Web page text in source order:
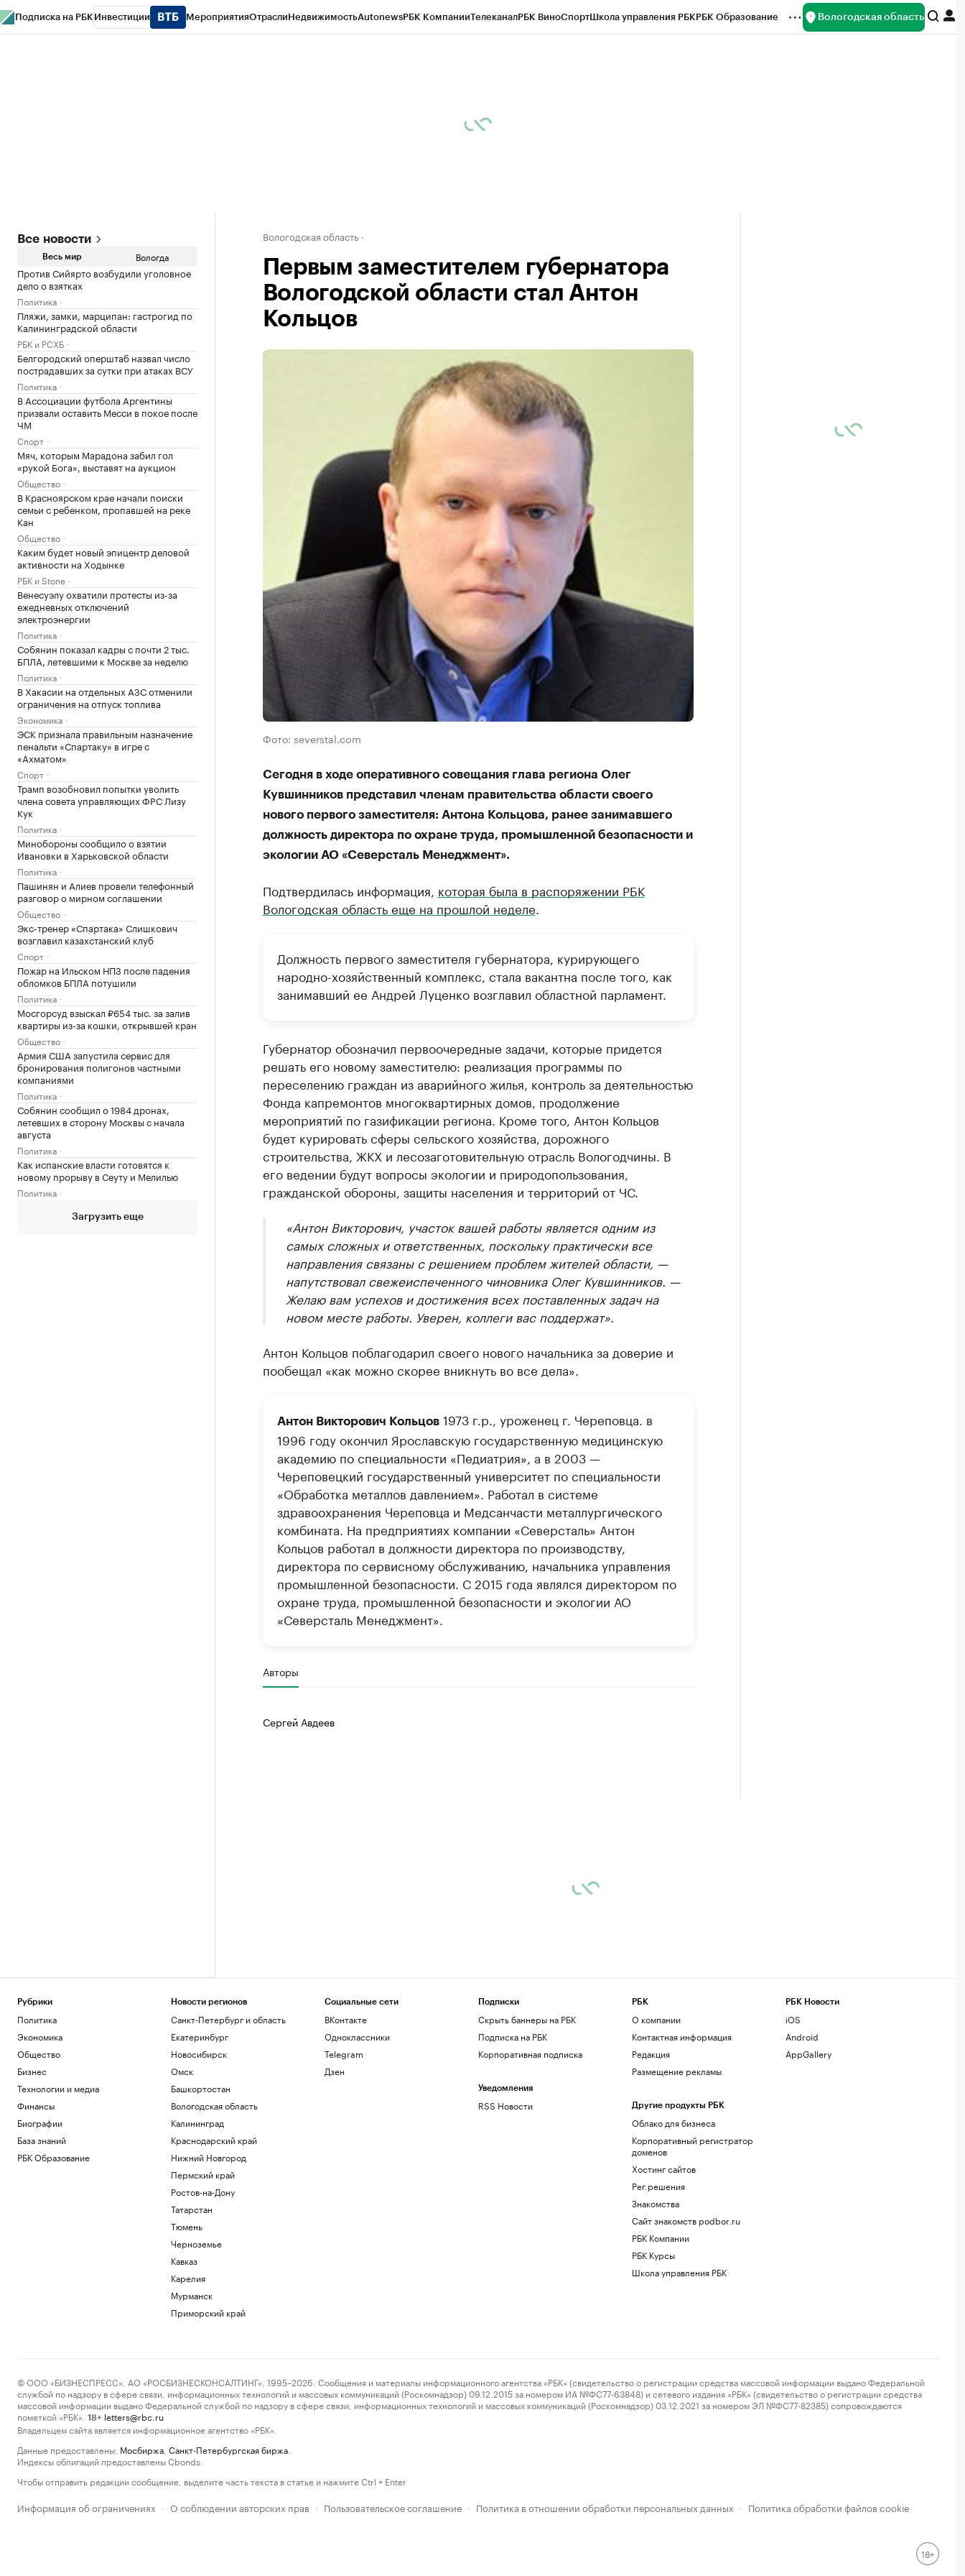
Подписка на РБК Инвестиции МероприятияОтраслиНедвижимостьAutonewsРБК КомпанииТелеканалРБК ВиноСпортШкола управления РБКРБК Образование Вологодская область
Все новости
Весь мир Вологда
Против Сийярто возбудили уголовное
дело о взятках
Политика
Пляжи, замки, марципан: гастрогид по
Калининградской области
РБК и РСХБ
Белгородский оперштаб назвал число
пострадавших за сутки при атаках ВСУ
Политика
В Ассоциации футбола Аргентины
призвали оставить Месси в покое после
ЧМ
Спорт
Мяч, которым Марадона забил гол
«рукой Бога», выставят на аукцион
Общество
В Красноярском крае начали поиски
семьи с ребенком, пропавшей на реке
Кан
Общество
Каким будет новый эпицентр деловой
активности на Ходынке
РБК и Stone
Венесуэлу охватили протесты из-за
ежедневных отключений
электроэнергии
Политика
Собянин показал кадры с почти 2 тыс.
БПЛА, летевшими к Москве за неделю
Политика
В Хакасии на отдельных АЗС отменили
ограничения на отпуск топлива
Экономика
ЭСК признала правильным назначение
пенальти «Спартаку» в игре с
«Ахматом»
Спорт
Трамп возобновил попытки уволить
члена совета управляющих ФРС Лизу
Кук
Политика
Минобороны сообщило о взятии
Ивановки в Харьковской области
Политика
Пашинян и Алиев провели телефонный
разговор о мирном соглашении
Общество
Экс-тренер «Спартака» Слишкович
возглавил казахстанский клуб
Спорт
Пожар на Ильском НПЗ после падения
обломков БПЛА потушили
Политика
Мосгорсуд взыскал ₽654 тыс. за залив
квартиры из-за кошки, открывшей кран
Общество
Армия США запустила сервис для
бронирования полигонов частными
компаниями
Политика
Собянин сообщил о 1984 дронах,
летевших в сторону Москвы с начала
августа
Политика
Как испанские власти готовятся к
новому прорыву в Сеуту и Мелилью
Политика
Загрузить еще
Вологодская область
Первым заместителем губернатора
Вологодской области стал Антон
Кольцов
Фото: severstal.com
Сегодня в ходе оперативного совещания глава региона Олег
Кувшинников представил членам правительства области своего
нового первого заместителя: Антона Кольцова, ранее занимавшего
должность директора по охране труда, промышленной безопасности и
экологии АО «Северсталь Менеджмент».
Подтвердилась информация, которая была в распоряжении РБК
Вологодская область еще на прошлой неделе
Должность первого заместителя губернатора, курирующего
народно-хозяйственный комплекс, стала вакантна после того, как
занимавший ее Андрей Луценко возглавил областной парламент.
Губернатор обозначил первоочередные задачи, которые придется
решать его новому заместителю: реализация программы по
переселению граждан из аварийного жилья, контроль за деятельностью
Фонда капремонтов многоквартирных домов, продолжение
мероприятий по газификации региона. Кроме того, Антон Кольцов
будет курировать сферы сельского хозяйства, дорожного
строительства, ЖКХ и лесозаготовительную отрасль Вологодчины. В
его ведении будут вопросы экологии и природопользования,
гражданской обороны, защиты населения и территорий от ЧС.
«Антон Викторович, участок вашей работы является одним из
самых сложных и ответственных, поскольку практически все
направления связаны с решением проблем жителей области, —
напутствовал свежеиспеченного чиновника Олег Кувшинников. —
Желаю вам успехов и достижения всех поставленных задач на
новом месте работы. Уверен, коллеги вас поддержат».
Антон Кольцов поблагодарил своего нового начальника за доверие и
пообещал «как можно скорее вникнуть во все дела».
Антон Викторович Кольцов1973 г.р., уроженец г. Череповца. в
1996 году окончил Ярославскую государственную медицинскую
академию по специальности «Педиатрия», а в 2003 —
Череповецкий государственный университет по специальности
«Обработка металлов давлением». Работал в системе
здравоохранения Череповца и Медсанчасти металлургического
комбината. На предприятиях компании «Северсталь» Антон
Кольцов работал в должности директора по производству,
директора по сервисному обслуживанию, начальника управления
промышленной безопасности. С 2015 года являлся директором по
охране труда, промышленной безопасности и экологии АО
«Северсталь Менеджмент».
Авторы
Сергей Авдеев
Рубрики
Политика
Экономика
Общество
Бизнес
Технологии и медиа
Финансы
Биографии
База знаний
РБК Образование
Новости регионов
Санкт-Петербург и область
Екатеринбург
Новосибирск
Омск
Башкортостан
Вологодская область
Калининград
Краснодарский край
Нижний Новгород
Пермский край
Ростов-на-Дону
Татарстан
Тюмень
Черноземье
Кавказ
Карелия
Мурманск
Приморский край
Социальные сети
ВКонтакте
Одноклассники
Telegram
Дзен
Подписки
Скрыть баннеры на РБК
Подписка на РБК
Корпоративная подписка
Уведомления
RSS Новости
РБК
О компании
Контактная информация
Редакция
Размещение рекламы
Другие продукты РБК
Облако для бизнеса
Корпоративный регистратор
доменов
Хостинг сайтов
Рег.решения
Знакомства
Сайт знакомств podbor.ru
РБК Компании
РБК Курсы
Школа управления РБК
РБК Новости
iOS
Android
AppGallery
© ООО «БИЗНЕСПРЕСС», АО «РОСБИЗНЕСКОНСАЛТИНГ», 1995–2026. Сообщения и материалы информационного агентства «РБК» (свидетельство о регистрации средства массовой информации выдано Федеральной
службой по надзору в сфере связи, информационных технологий и массовых коммуникаций (Роскомнадзор) 09.12.2015 за номером ИА №ФС77-63848) и сетевого издания «РБК» (свидетельство о регистрации средства
массовой информации выдано Федеральной службой по надзору в сфере связи, информационных технологий и массовых коммуникаций (Роскомнадзор) 03.12.2021 за номером ЭЛ №ФС77-82385) сопровождаются
пометкой «РБК».
18+ letters@rbc.ru
Владельцем сайта является информационное агентство «РБК».
Данные предоставлены: Мосбиржа Санкт-Петербургская биржа
Индексы облигаций предоставлены Cbonds.
Чтобы отправить редакции сообщение, выделите часть текста в статье и нажмите Ctrl + Enter
Информация об ограничениях · О соблюдении авторских прав · Пользовательское соглашение · Политика в отношении обработки персональных данных · Политика обработки файлов cookie
18+